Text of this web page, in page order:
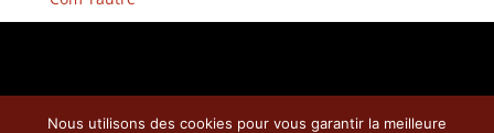
Nous utilisons des cookies pour vous garantir la meilleure